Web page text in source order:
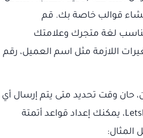
قوالب خاصة بك. قم
لغة متجرك وعلامتك
اللازمة مثل اسم العميل، رقم
حان وقت تحديد متى يتم إرسال أي
إشعار. في لوحة تحكم LetsBot، يمكنك إعداد قواعد أتمتة
المثال: